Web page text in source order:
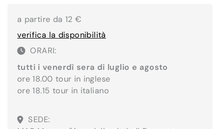
a partire da 12 €
verifica la disponibilità
ORARI:
tutti i venerdì sera di luglio e agosto
ore 18.00 tour in inglese
ore 18.15 tour in italiano
SEDE: